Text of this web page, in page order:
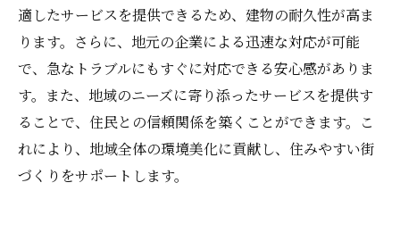
適したサービスを提供できるため、建物の耐久性が高ま
ります。さらに、地元の企業による迅速な対応が可能
で、急なトラブルにもすぐに対応できる安心感がありま
す。また、地域のニーズに寄り添ったサービスを提供す
ることで、住民との信頼関係を築くことができます。こ
れにより、地域全体の環境美化に貢献し、住みやすい街
づくりをサポートします。